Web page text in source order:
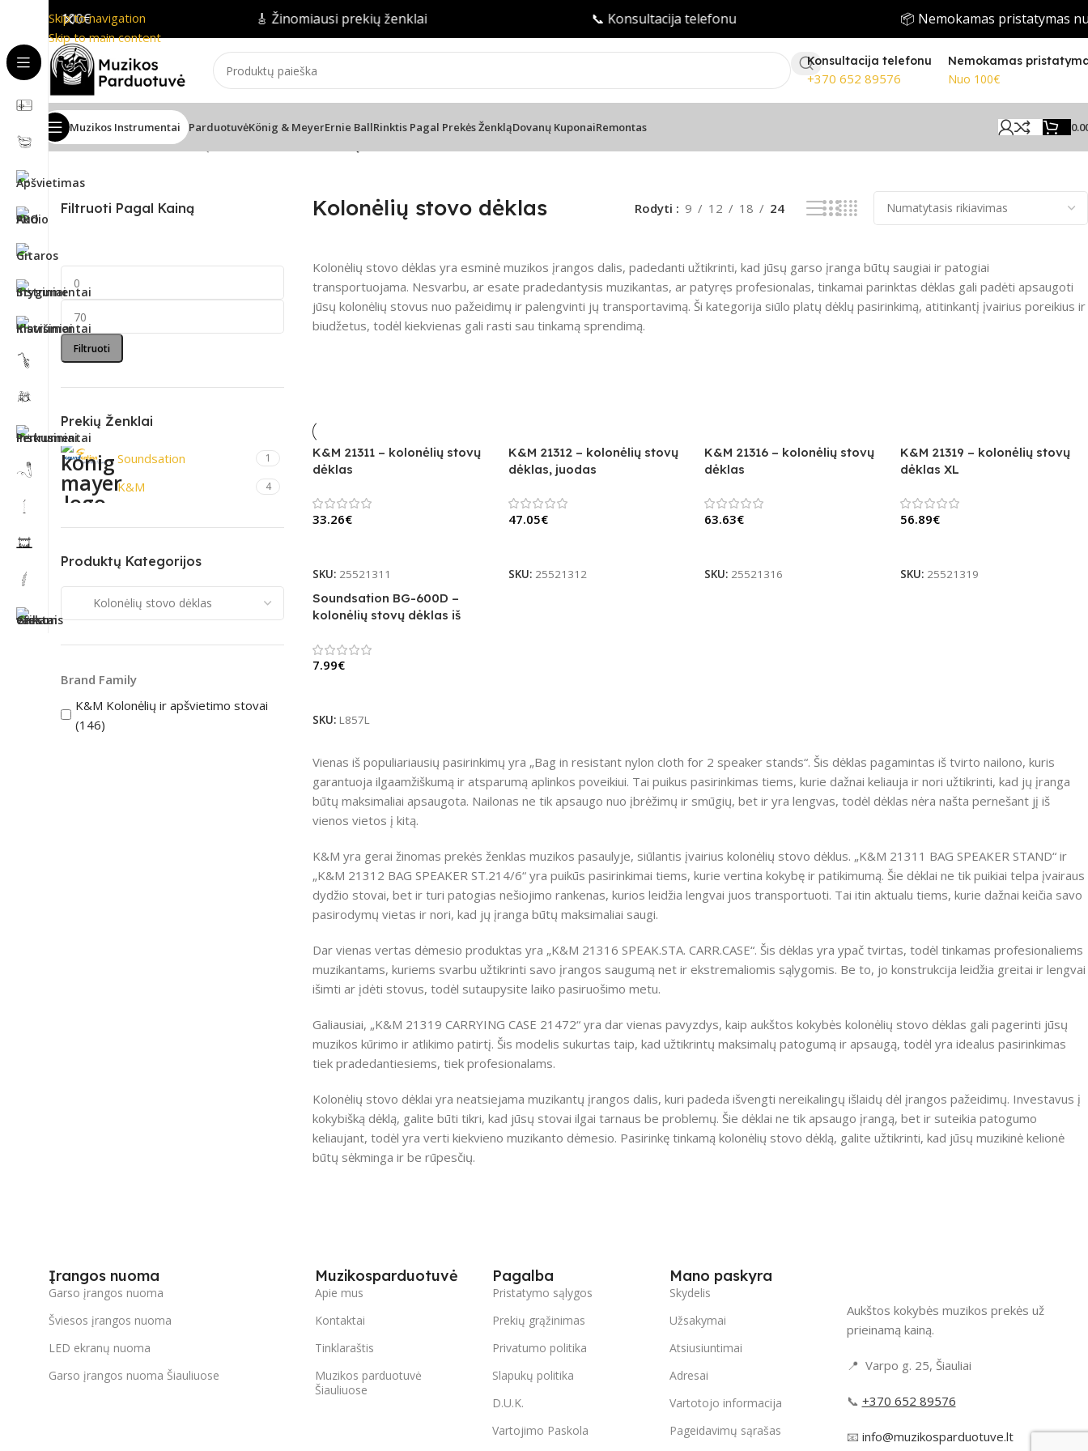
Skip to navigation
Skip to main content
nuo 100€ 🎸 Žinomiausi prekių ženklai 📞 Konsultacija telefonu 📦 Nemokamas pristatymas
Konsultacija telefonu
+370 652 89576
Nemokamas
Nuo 100€
Muzikos Instrumentai ParduotuvėKönig & MeyerErnie BallRinktis Pagal Prekės ŽenkląDovanų KuponaiRemontas
Pradžia/PRO Audio/Kolonėlių stovai ir laikikliai
Filtruoti Pagal Kainą
Filtruoti
Prekių Ženklai
Soundsation 1
K&M 4
Produktų Kategorijos
Brand Family
K&M Kolonėlių ir apšvietimo stovai
(146)
Kolonėlių stovo dėklas Rodyti 9 12 18 24
Kolonėlių stovo dėklas yra esminė muzikos įrangos dalis, padedanti užtikrinti, kad jūsų garso įranga būtų saugiai ir patogiai
transportuojama. Nesvarbu, ar esate pradedantysis muzikantas, ar patyręs profesionalas, tinkamai parinktas dėklas gali padėti apsaugoti
jūsų kolonėlių stovus nuo pažeidimų ir palengvinti jų transportavimą. Ši kategorija siūlo platų dėklų pasirinkimą, atitinkantį įvairius poreikius ir
biudžetus, todėl kiekvienas gali rasti sau tinkamą sprendimą.
K&M 21311 – kolonėlių stovų
dėklas
33.26€
SKU: 25521311
K&M 21312 – kolonėlių stovų
dėklas, juodas
47.05€
SKU: 25521312
K&M 21316 – kolonėlių stovų
dėklas
63.63€
SKU: 25521316
K&M 21319 – kolonėlių stovų
dėklas XL
56.89€
SKU: 25521319
Soundsation BG-600D –
kolonėlių stovų dėklas iš
7.99€
SKU: L857L
Vienas iš populiariausių pasirinkimų yra „Bag in resistant nylon cloth for 2 speaker stands“. Šis dėklas pagamintas iš tvirto nailono, kuris
garantuoja ilgaamžiškumą ir atsparumą aplinkos poveikiui. Tai puikus pasirinkimas tiems, kurie dažnai keliauja ir nori užtikrinti, kad jų įranga
būtų maksimaliai apsaugota. Nailonas ne tik apsaugo nuo įbrėžimų ir smūgių, bet ir yra lengvas, todėl dėklas nėra našta pernešant jį iš
vienos vietos į kitą.
K&M yra gerai žinomas prekės ženklas muzikos pasaulyje, siūlantis įvairius kolonėlių stovo dėklus. „K&M 21311 BAG SPEAKER STAND“ ir
„K&M 21312 BAG SPEAKER ST.214/6“ yra puikūs pasirinkimai tiems, kurie vertina kokybę ir patikimumą. Šie dėklai ne tik puikiai telpa įvairaus
dydžio stovai, bet ir turi patogias nešiojimo rankenas, kurios leidžia lengvai juos transportuoti. Tai itin aktualu tiems, kurie dažnai keičia savo
pasirodymų vietas ir nori, kad jų įranga būtų maksimaliai saugi.
Dar vienas vertas dėmesio produktas yra „K&M 21316 SPEAK.STA. CARR.CASE“. Šis dėklas yra ypač tvirtas, todėl tinkamas profesionaliems
muzikantams, kuriems svarbu užtikrinti savo įrangos saugumą net ir ekstremaliomis sąlygomis. Be to, jo konstrukcija leidžia greitai ir lengvai
išimti ar įdėti stovus, todėl sutaupysite laiko pasiruošimo metu.
Galiausiai, „K&M 21319 CARRYING CASE 21472“ yra dar vienas pavyzdys, kaip aukštos kokybės kolonėlių stovo dėklas gali pagerinti jūsų
muzikos kūrimo ir atlikimo patirtį. Šis modelis sukurtas taip, kad užtikrintų maksimalų patogumą ir apsaugą, todėl yra idealus pasirinkimas
tiek pradedantiesiems, tiek profesionalams.
Kolonėlių stovo dėklai yra neatsiejama muzikantų įrangos dalis, kuri padeda išvengti nereikalingų išlaidų dėl įrangos pažeidimų. Investavus į
kokybišką dėklą, galite būti tikri, kad jūsų stovai ilgai tarnaus be problemų. Šie dėklai ne tik apsaugo įrangą, bet ir suteikia patogumo
keliaujant, todėl yra verti kiekvieno muzikanto dėmesio. Pasirinkę tinkamą kolonėlių stovo dėklą, galite užtikrinti, kad jūsų muzikinė kelionė
būtų sėkminga ir be rūpesčių.
Įrangos nuoma
Garso įrangos nuoma
Šviesos įrangos nuoma
LED ekranų nuoma
Garso įrangos nuoma Šiauliuose
Muzikosparduotuvė
Apie mus
Kontaktai
Tinklaraštis
Muzikos parduotuvė
Šiauliuose
Pagalba
Pristatymo sąlygos
Prekių grąžinimas
Privatumo politika
Slapukų politika
D.U.K.
Vartojimo Paskola
Mano paskyra
Skydelis
Užsakymai
Atsiusiuntimai
Adresai
Vartotojo informacija
Pageidavimų sąrašas
Aukštos kokybės muzikos prekės už
prieinamą kainą.
📍 Varpo g. 25, Šiauliai
📞 +370 652 89576
📧 info@muzikosparduotuve.lt